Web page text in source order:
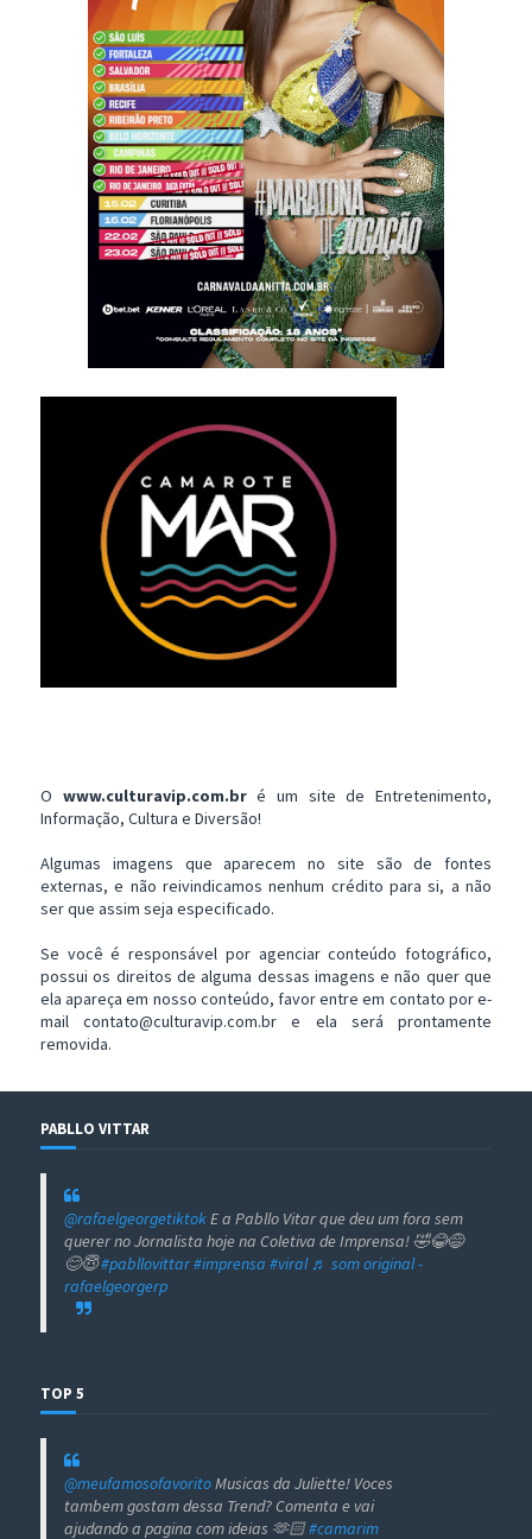
O www.culturavip.com.bré um site de Entretenimento,
Informação, Cultura e Diversão!
Algumas imagens que aparecem no site são de fontes
externas, e não reivindicamos nenhum crédito para si, a não
ser que assim seja especificado.
Se você é responsável por agenciar conteúdo fotográfico,
possui os direitos de alguma dessas imagens e não quer que
ela apareça em nosso conteúdo, favor entre em contato por e-
mail contato@culturavip.com.br e ela será prontamente
removida.
PABLLO VITTAR
@rafaelgeorgetiktokE a Pabllo Vitar que deu um fora sem
querer no Jornalista hoje na Coletiva de Imprensa! 🤣😂😅
😊😇#pabllovittar#imprensa #viral ♬ som original -
rafaelgeorgerp
TOP 5
@meufamosofavoritoMusicas da Juliette! Voces
tambem gostam dessa Trend? Comenta e vai
ajudando a pagina com ideias 🫶🏻#camarim